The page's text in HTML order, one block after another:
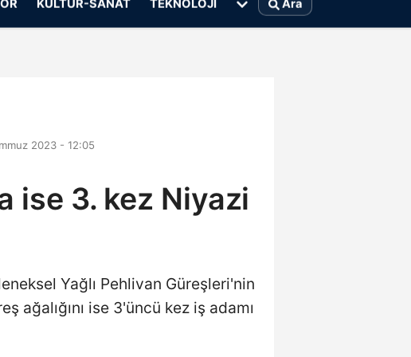
KÜLTÜR-SANAT TEKNOLOJI Ara
2023 - 12:05
ise 3. kez Niyazi
Yağlı Pehlivan Güreşleri'nin
ağalığını ise 3'üncü kez iş adamı